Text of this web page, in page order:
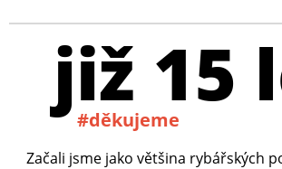
již 15
#děkujeme
Začali jsme jako většina rybářských